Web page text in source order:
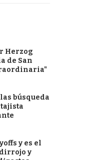
Herzog
de San
búsqueda
y es el
y